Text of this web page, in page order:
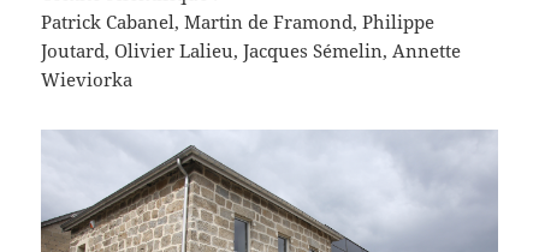
Patrick Cabanel, Martin de Framond, Philippe
Joutard, Olivier Lalieu, Jacques Sémelin, Annette
Wieviorka